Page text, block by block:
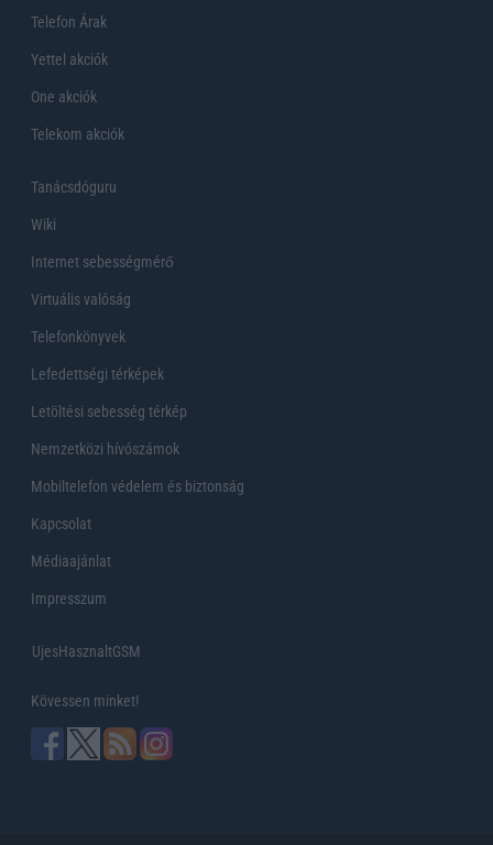
Telefon Árak
Yettel akciók
One akciók
Telekom akciók
Tanácsdóguru
Wiki
Internet sebességmérő
Virtuális valóság
Telefonkönyvek
Lefedettségi térképek
Letöltési sebesség térkép
Nemzetközi hívószámok
Mobiltelefon védelem és biztonság
Kapcsolat
Médiaajánlat
Impresszum
UjesHasznaltGSM
Kövessen minket!